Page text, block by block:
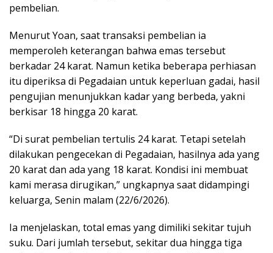
pembelian.
Menurut Yoan, saat transaksi pembelian ia
memperoleh keterangan bahwa emas tersebut
berkadar 24 karat. Namun ketika beberapa perhiasan
itu diperiksa di Pegadaian untuk keperluan gadai, hasil
pengujian menunjukkan kadar yang berbeda, yakni
berkisar 18 hingga 20 karat.
“Di surat pembelian tertulis 24 karat. Tetapi setelah
dilakukan pengecekan di Pegadaian, hasilnya ada yang
20 karat dan ada yang 18 karat. Kondisi ini membuat
kami merasa dirugikan,” ungkapnya saat didampingi
keluarga, Senin malam (22/6/2026).
Ia menjelaskan, total emas yang dimiliki sekitar tujuh
suku. Dari jumlah tersebut, sekitar dua hingga tiga